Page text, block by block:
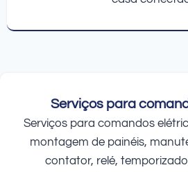
Serviços para
Serviços para comandos
montagem de painéis,
contator, relé,